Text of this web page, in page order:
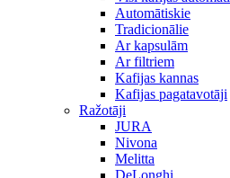
Automātiskie
Tradicionālie
Ar kapsulām
Ar filtriem
Kafijas kannas
Kafijas pagatavotāji
Ražotāji
JURA
Nivona
Melitta
DeLonghi